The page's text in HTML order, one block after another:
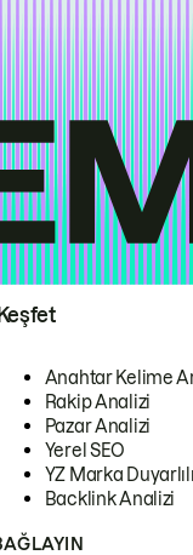
Keşfet
Anahtar Kelime
Rakip Analizi
Pazar Analizi
Yerel SEO
YZ Marka
Backlink Analizi